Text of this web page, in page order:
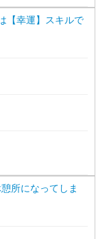
【幸運】スキルで
所になってしま